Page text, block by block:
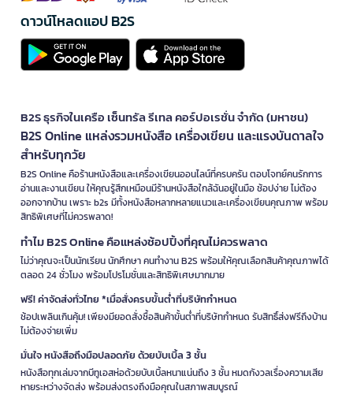
ดาวน์โหลดแอป B2S
B2S ธุรกิจในเครือ เซ็นทรัล รีเทล คอร์ปอเรชั่น จำกัด (มหาชน)
B2S Online แหล่งรวมหนังสือ เครื่องเขียน และแรงบันดาลใจ
สำหรับทุกวัย
B2S Online คือร้านหนังสือและเครื่องเขียนออนไลน์ที่ครบครัน ตอบโจทย์คนรักการ
อ่านและงานเขียน ให้คุณรู้สึกเหมือนมีร้านหนังสือใกล้ฉันอยู่ในมือ ช้อปง่าย ไม่ต้อง
ออกจากบ้าน เพราะ b2s มีทั้งหนังสือหลากหลายแนวและเครื่องเขียนคุณภาพ พร้อม
สิทธิพิเศษที่ไม่ควรพลาด!
ทำไม B2S Online คือแหล่งช้อปปิ้งที่คุณไม่ควรพลาด
ไม่ว่าคุณจะเป็นนักเรียน นักศึกษา คนทำงาน B2S พร้อมให้คุณเลือกสินค้าคุณภาพได้
ตลอด 24 ชั่วโมง พร้อมโปรโมชั่นและสิทธิพิเศษมากมาย
ฟรี! ค่าจัดส่งทั่วไทย *เมื่อสั่งครบขั้นต่ำที่บริษัทกำหนด
ช้อปเพลินเกินคุ้ม! เพียงมียอดสั่งซื้อสินค้าขั้นต่ำที่บริษัทกำหนด รับสิทธิ์ส่งฟรีถึงบ้าน
ไม่ต้องจ่ายเพิ่ม
มั่นใจ หนังสือถึงมือปลอดภัย ด้วยบับเบิ้ล 3 ชั้น
หนังสือทุกเล่มจากบีทูเอสห่อด้วยบับเบิ้ลหนาแน่นถึง 3 ชั้น หมดกังวลเรื่องความเสีย
หายระหว่างจัดส่ง พร้อมส่งตรงถึงมือคุณในสภาพสมบูรณ์